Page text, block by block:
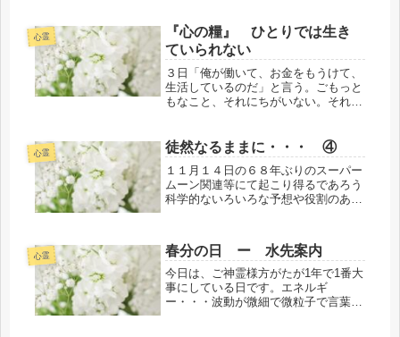
浅間神社にて） 文責 A.M サ
ラ・ハート・ホワイト・鳳凰
心霊
『心の糧』 ひとりでは生き
ていられない
３日「俺が働いて、お金をもうけて、
生活しているのだ」と言う。ごもっと
もなこと、それにちがいない。それな
もちがいない。では、働いてお金をも
うけて品物を買いにゆく、その品物は
だ...
心霊 徒然なるままに・・・ ④
１１月１４日の６８年ぶりのスーパー
ムーン関連等にて起こり得るであろう
科学的ないろいろな予想や役割のある
からシェアーリングをいただく前に久
しぶりにネットサーフィン？で予め参
考に...
心霊 春分の日 ー 水先案内
今日は、ご神霊様方がたが1年で1番大
事にしている日です。エネルギ
ー・・・波動が微細で微粒子で言葉で